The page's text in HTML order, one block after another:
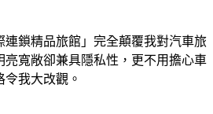
連鎖精品旅館」完全顛覆我對汽車旅
亮寬敞卻兼具隱私性，更不用擔心車
我大改觀。